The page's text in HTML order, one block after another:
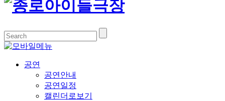
공연
공연안내
공연일정
캘린더로보기